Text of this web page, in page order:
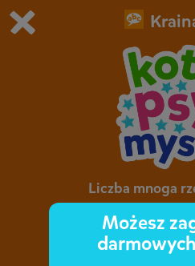
Grasz w wersję
Kup
0
Liczba mnoga
Rzeczowniki w liczbie
Możesz